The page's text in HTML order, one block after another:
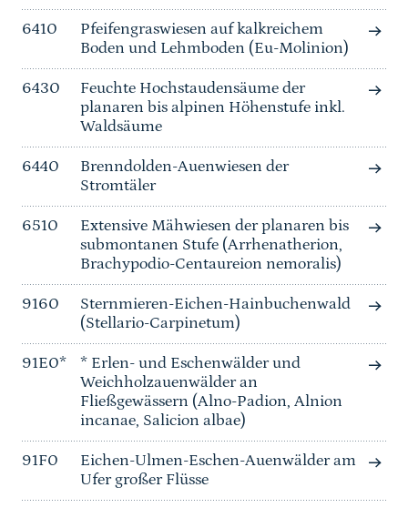
6410
Pfeifengraswiesen auf kalkreichem
Boden und Lehmboden (Eu-Molinion)
6430
Feuchte Hochstaudensäume der
planaren bis alpinen Höhenstufe inkl.
Waldsäume
6440
Brenndolden-Auenwiesen der
Stromtäler
6510
Extensive Mähwiesen der planaren bis
submontanen Stufe (Arrhenatherion,
Brachypodio-Centaureion nemoralis)
9160
Sternmieren-Eichen-Hainbuchenwald
(Stellario-Carpinetum)
91E0*
* Erlen- und Eschenwälder und
Weichholzauenwälder an
Fließgewässern (Alno-Padion, Alnion
incanae, Salicion albae)
91F0
Eichen-Ulmen-Eschen-Auenwälder am
Ufer großer Flüsse